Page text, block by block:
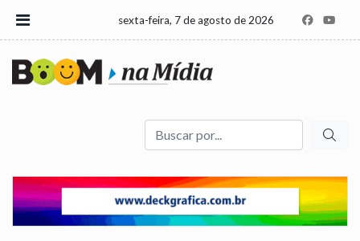
sexta-feira, 7 de agosto de 2026
Buscar